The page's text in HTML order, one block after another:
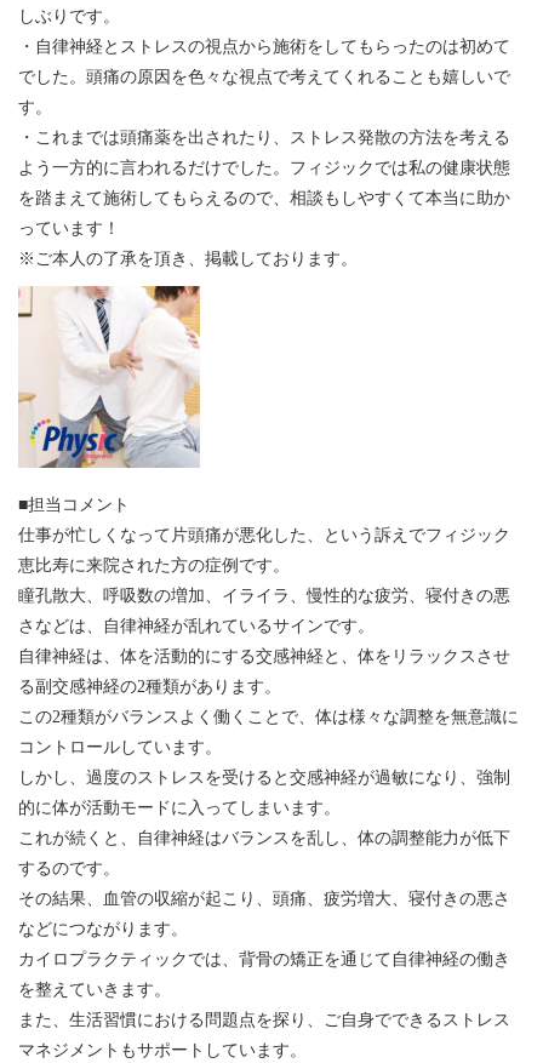
しぶりです。
・自律神経とストレスの視点から施術をしてもらったのは初めて
でした。頭痛の原因を色々な視点で考えてくれることも嬉しいで
す。
・これまでは頭痛薬を出されたり、ストレス発散の方法を考える
よう一方的に言われるだけでした。フィジックでは私の健康状態
を踏まえて施術してもらえるので、相談もしやすくて本当に助か
っています！
※ご本人の了承を頂き、掲載しております。
■担当コメント
仕事が忙しくなって片頭痛が悪化した、という訴えでフィジック
恵比寿に来院された方の症例です。
瞳孔散大、呼吸数の増加、イライラ、慢性的な疲労、寝付きの悪
さなどは、自律神経が乱れているサインです。
自律神経は、体を活動的にする交感神経と、体をリラックスさせ
る副交感神経の2種類があります。
この2種類がバランスよく働くことで、体は様々な調整を無意識に
コントロールしています。
しかし、過度のストレスを受けると交感神経が過敏になり、強制
的に体が活動モードに入ってしまいます。
これが続くと、自律神経はバランスを乱し、体の調整能力が低下
するのです。
その結果、血管の収縮が起こり、頭痛、疲労増大、寝付きの悪さ
などにつながります。
カイロプラクティックでは、背骨の矯正を通じて自律神経の働き
を整えていきます。
また、生活習慣における問題点を探り、ご自身でできるストレス
マネジメントもサポートしています。